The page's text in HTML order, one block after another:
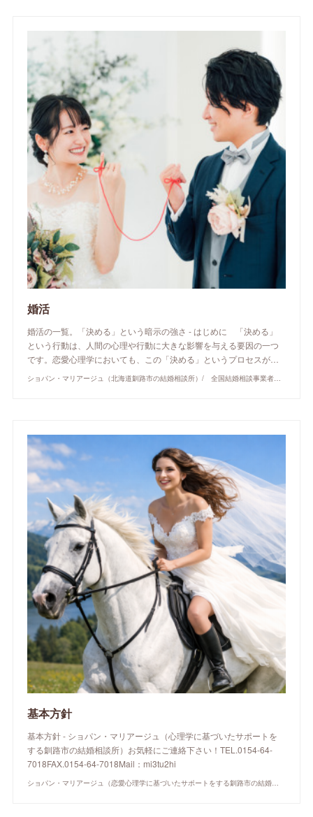
婚活
婚活の一覧。「決める」という暗示の強さ - はじめに 「決める」
という行動は、人間の心理や行動に大きな影響を与える要因の一つ
です。恋愛心理学においても、この「決める」というプロセスが…
ショパン・マリアージュ（北海道釧路市の結婚相談所）/ 全国結婚相談事業者連盟正規加盟店 / cherry-piano.com
基本方針
基本方針 - ショパン・マリアージュ（心理学に基づいたサポートを
する釧路市の結婚相談所）お気軽にご連絡下さい！TEL.0154-64-
7018FAX.0154-64-7018Mail：mi3tu2hi